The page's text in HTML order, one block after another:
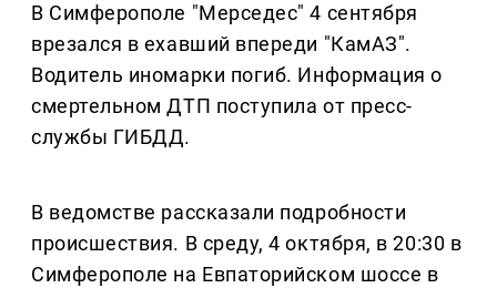
В Симферополе "Мерседес" 4 сентября
врезался в ехавший впереди "КамАЗ".
Водитель иномарки погиб. Информация о
смертельном ДТП поступила от пресс-
службы ГИБДД.
В ведомстве рассказали подробности
происшествия. В среду, 4 октября, в 20:30 в
Симферополе на Евпаторийском шоссе в